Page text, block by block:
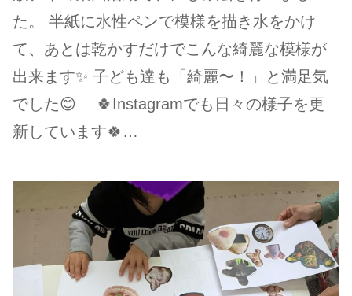
た。 半紙に水性ペンで模様を描き水をかけ
て、あとは乾かすだけでこんな綺麗な模様が
出来ます✨ 子ども達も「綺麗〜！」と満足気
でした😊 🍀Instagramでも日々の様子を更
新しています🍀…